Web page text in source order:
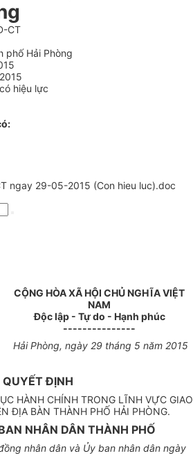
CT
phố Hải Phòng
hiệu lực
ngay 29-05-2015 (Con hieu luc).doc
CỘNG HÒA XÃ HỘI CHỦ NGHĨA VIỆT
NAM
Độc lập - Tự do - Hạnh phúc
---------------
Hải Phòng, ngày 29 tháng 5 năm 2015
QUYẾT ĐỊNH
HÀNH CHÍNH TRONG LĨNH VỰC GIAO
ĐỊA BÀN THÀNH PHỐ HẢI PHÒNG.
NHÂN DÂN THÀNH PHỐ
nhân dân và Ủy ban nhân dân ngày